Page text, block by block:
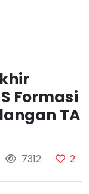
Formasi
TA
7312 2